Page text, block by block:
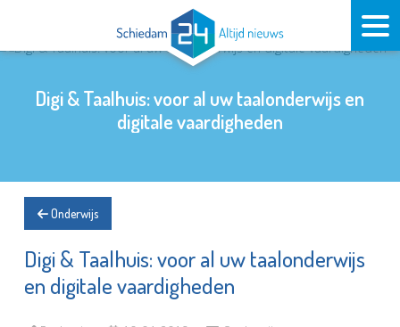
Digi & Taalhuis: voor al uw taalonderwijs en
digitale vaardigheden
Onderwijs
Digi & Taalhuis: voor al uw taalonderwijs
en digitale vaardigheden